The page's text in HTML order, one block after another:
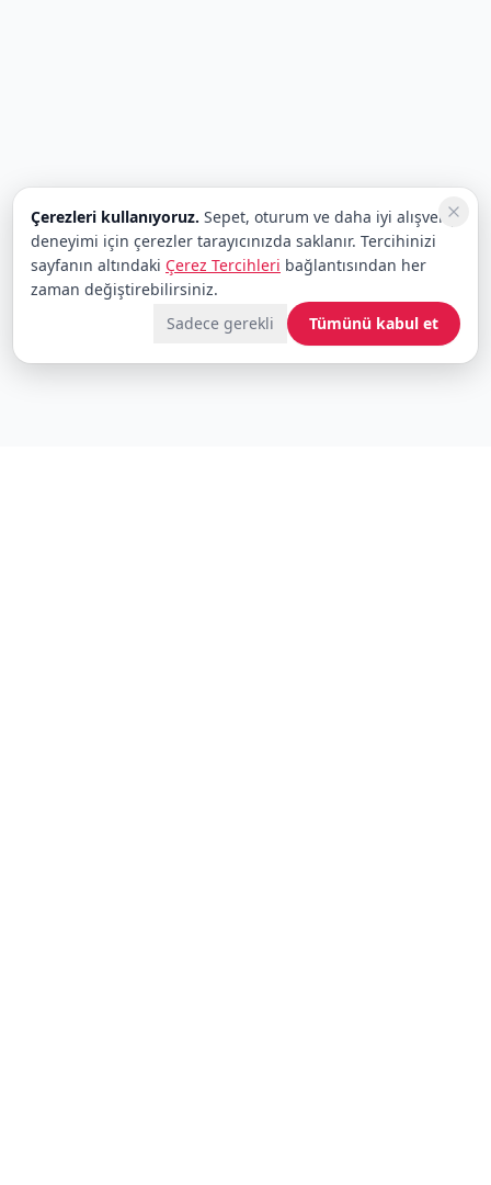
Çerezleri kullanıyoruz. Sepet, oturum ve daha iyi alışveriş
deneyimi için çerezler tarayıcınızda saklanır. Tercihinizi
sayfanın altındaki Çerez Tercihleri bağlantısından her
zaman değiştirebilirsiniz.
Sadece gerekli
Tümünü kabul et